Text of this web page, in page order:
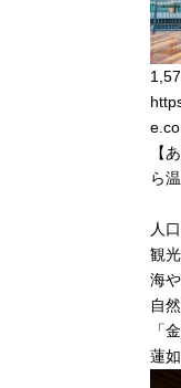
【
ら
人
観
海
自
「
蓮